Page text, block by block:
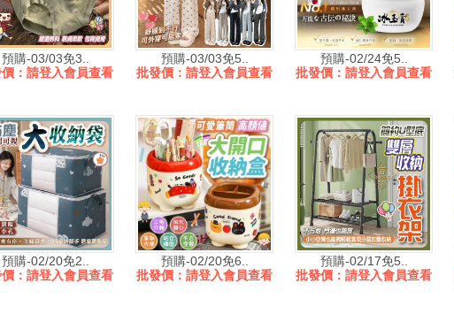
預購-03/03免3..
：請登入會員查看
預購-03/03免5..
批發價：請登入會員查看
預購-02/24免5..
批發價：請登入會員查看
預購-02/20免2..
：請登入會員查看
預購-02/20免6..
批發價：請登入會員查看
預購-02/17免5..
批發價：請登入會員查看